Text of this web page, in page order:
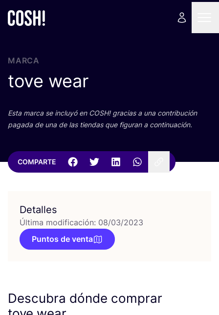
MARCA
tove wear
Esta mar­ca se inclu­yó en COSH! gra­cias a una con­tri­bu­ción
paga­da de una de las tien­das que figu­ran a continuación.
COMPARTE
Detalles
Última modificación: 08/03/2023
Puntos de venta
Descubra dónde comprar